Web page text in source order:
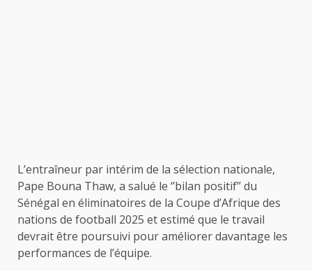
L’entraîneur par intérim de la sélection nationale,
Pape Bouna Thaw, a salué le ‘’bilan positif’’ du
Sénégal en éliminatoires de la Coupe d’Afrique des
nations de football 2025 et estimé que le travail
devrait être poursuivi pour améliorer davantage les
performances de l’équipe.